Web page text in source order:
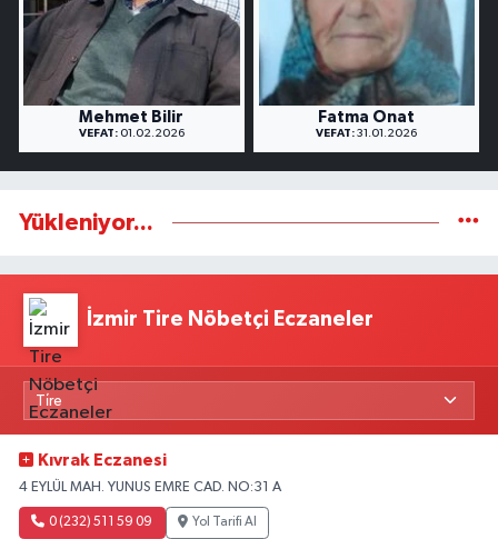
Mehmet Bilir
VEFAT:01.02.2026
Fatma Onat
VEFAT: 31.01.2026
Yükleniyor...
İzmir Tire Nöbetçi Eczaneler
Kıvrak Eczanesi
4 EYLÜL MAH. YUNUS EMRE CAD. NO:31 A
0 (232) 511 59 09 Yol Tarifi Al